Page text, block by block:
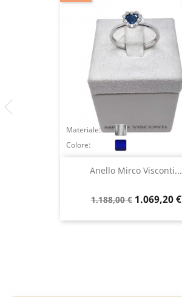
Anello Mirco Visconti...
Prezzo
1.188,00 € Prezzo
1.069,20 €
Materiale:
Colore: